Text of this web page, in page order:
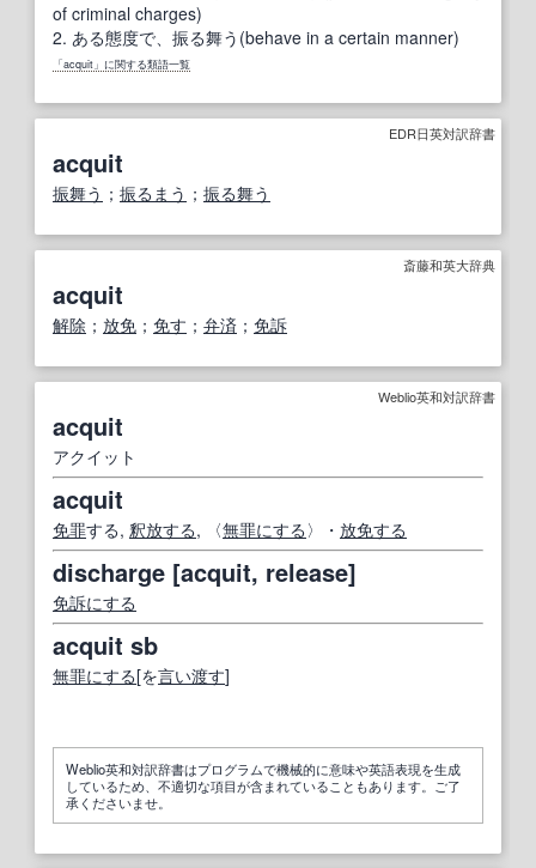
of criminal charges)
2. ある態度で、振る舞う(behave in a certain manner)
「acquit」に関する類語一覧
EDR日英対訳辞書
acquit
振舞う ； 振るまう ； 振る舞う
斎藤和英大辞典
acquit
解除 ； 放免 ； 免す ； 弁済 ； 免訴
Weblio英和対訳辞書
acquit
アクイット
acquit
免罪する, 釈放する, 〈無罪にする 〉・ 放免する
discharge [acquit, release]
免訴にする
acquit sb
無罪にする[を言い渡す]
Weblio英和対訳辞書はプログラムで機械的に意味や英語表現を生成
しているため、不適切な項目が含まれていることもあります。ご了
承くださいませ。